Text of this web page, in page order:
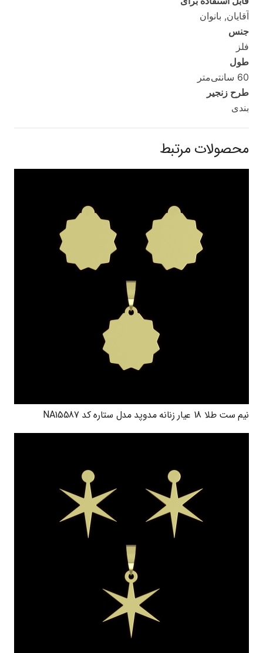
آقایان, بانوان
جنس
فلز
طول
60 سانتی‌متر
طرح زنجیر
بندی
محصولات مرتبط
نیم ست طلا 18 عیار زنانه مدوپد مدل ستاره کد NA15587